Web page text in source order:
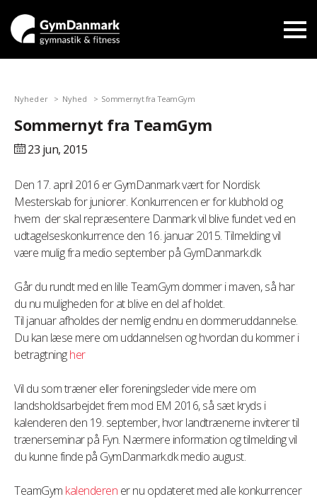
Nyheder Nyhed Sommernyt fra TeamGym
Sommernyt fra TeamGym
23 jun, 2015
Den 17. april 2016 er GymDanmark vært for Nordisk
Mesterskab for juniorer. Konkurrencen er for klubhold og
hvem der skal repræsentere Danmark vil blive fundet ved en
udtagelseskonkurrence den 16. januar 2015. Tilmelding vil
være mulig fra medio september på GymDanmark.dk
Går du rundt med en lille TeamGym dommer i maven, så har
du nu muligheden for at blive en del af holdet.
Til januar afholdes der nemlig endnu en dommeruddannelse.
Du kan læse mere om uddannelsen og hvordan du kommer i
betragtningher
Vil du som træner eller foreningsleder vide mere om
landsholdsarbejdet frem mod EM 2016, så sæt kryds i
kalenderen den 19. september, hvor landtrænerne inviterer til
trænerseminar på Fyn. Nærmere information og tilmelding vil
du kunne finde på GymDanmark.dk medio august.
TeamGym kalenderen er nu opdateret med alle konkurrencer